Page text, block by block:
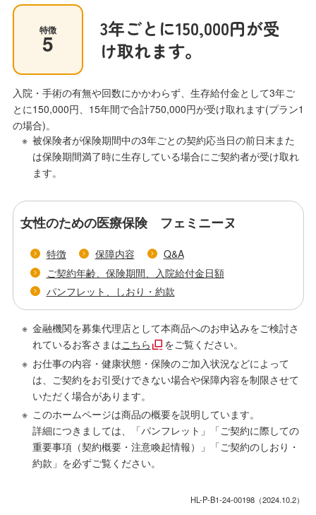
特徴
5
3年ごとに150,000円が受
け取れます。
入院・手術の有無や回数にかかわらず、生存給付金として3年ご
とに150,000円、15年間で合計750,000円が受け取れます(プラン1
の場合)。
被保険者が保険期間中の3年ごとの契約応当日の前日末また
は保険期間満了時に生存している場合にご契約者が受け取れ
ます。
女性のための医療保険 フェミニーヌ
特徴 保障内容
Q&A
ご契約年齢、保険期間、入院給付金日額
パンフレット、しおり・約款
金融機関を募集代理店として本商品へのお申込みをご検討さ
れているお客さまはこちら
をご覧ください。
お仕事の内容・健康状態・保険のご加入状況などによって
は、ご契約をお引受けできない場合や保障内容を制限させて
いただく場合があります。
このホームページは商品の概要を説明しています。
詳細につきましては、「パンフレット」「ご契約に際しての
重要事項（契約概要・注意喚起情報）」「ご契約のしおり・
約款」を必ずご覧ください。
HL-P-B1-24-00198（2024.10.2）